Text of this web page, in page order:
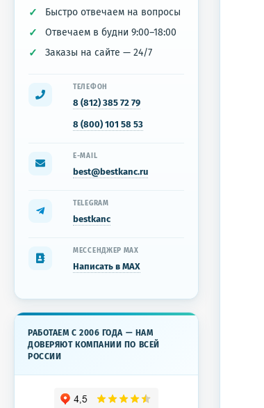
Быстро отвечаем на вопросы
Отвечаем в будни 9:00–18:00
Заказы на сайте — 24/7
ТЕЛЕФОН
8 (812) 385 72 79
8 (800) 101 58 53
E-MAIL
best@bestkanc.ru
TELEGRAM
bestkanc
МЕССЕНДЖЕР MAX
Написать в MAX
РАБОТАЕМ С 2006 ГОДА — НАМ
ДОВЕРЯЮТ КОМПАНИИ ПО ВСЕЙ
РОССИИ